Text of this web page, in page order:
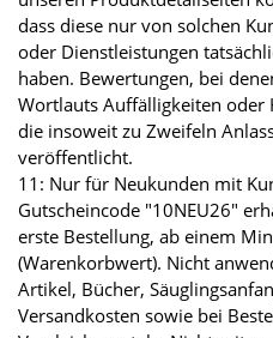
dass diese nur von solchen
oder Dienstleistungen
haben. Bewertungen, bei
Wortlauts Auffälligkeiten oder
die insoweit zu Zweifeln
veröffentlicht.
11: Nur für Neukunden mit
Gutscheincode "10NEU26"
erste Bestellung, ab einem
(Warenkorbwert). Nicht
Artikel, Bücher,
Versandkosten sowie bei